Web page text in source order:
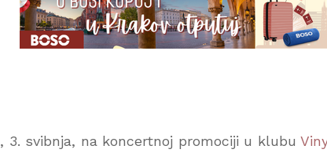
3. svibnja, na koncertnoj promociji u klubu